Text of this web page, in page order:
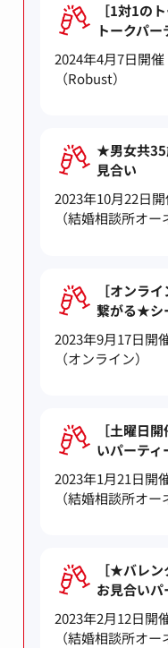
［1対1の
トークパー
2024年4月7日開催
（Robust）
★男女共35
見合い
2023年10月22日
（結婚相談所オー
［オンラ
繋がる★シ
2023年9月17日開
（オンライン）
［土曜日
いパーテ
2023年1月21日開
（結婚相談所オー
［★バレ
お見合いパ
2023年2月12日開
（結婚相談所オー